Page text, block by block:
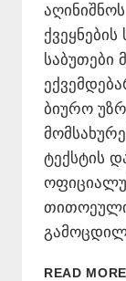
საბუთები
ბიურო
ტექსტის
READ MORE